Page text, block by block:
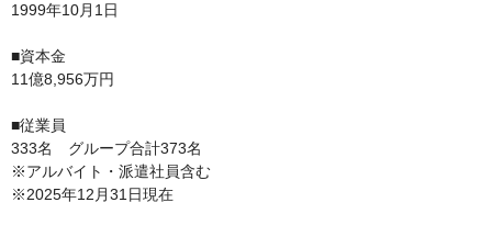
1999年10月1日
■資本金
11億8,956万円
■従業員
333名　グループ合計373名
※アルバイト・派遣社員含む
※2025年12月31日現在